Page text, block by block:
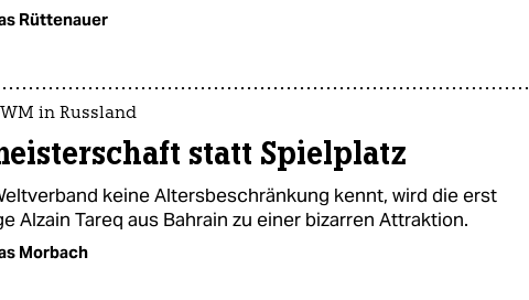
Rüttenauer
in Russland
statt Spielplatz
keine Altersbeschränkung kennt, wird die erst
Alzain Tareq aus Bahrain zu einer bizarren Attraktion.
Morbach